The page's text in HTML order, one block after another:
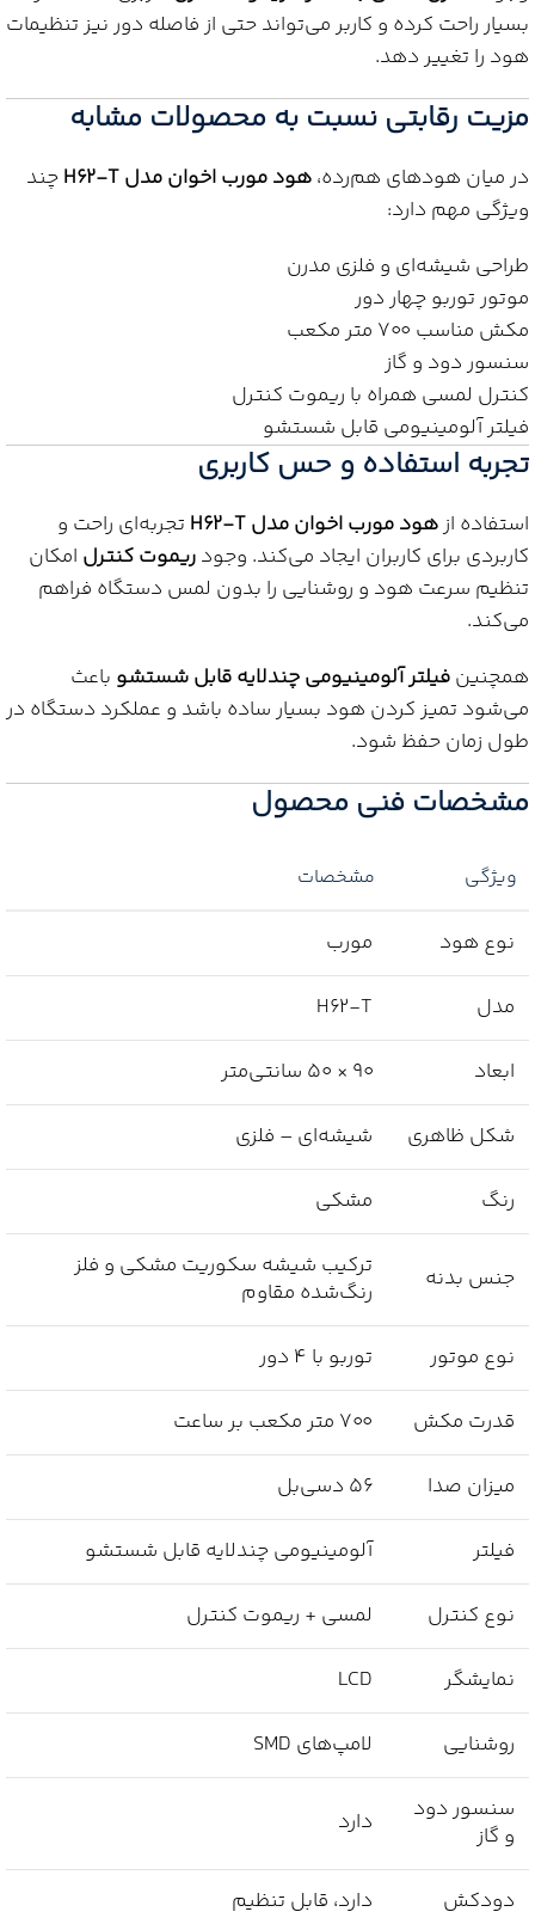
بسیار راحت کرده و کاربر می‌تواند حتی از فاصله دور نیز تنظیمات
هود را تغییر دهد.
مزیت رقابتی نسبت به محصولات مشابه
در میان هودهای هم‌رده،هود مورب اخوان مدل H62-T
چند
ویژگی مهم دارد:
طراحی شیشه‌ای و فلزی مدرن
موتور توربو چهار دور
مکش مناسب ۷۰۰ متر مکعب
سنسور دود و گاز
کنترل لمسی همراه با ریموت کنترل
فیلتر آلومینیومی قابل شستشو
تجربه استفاده و حس کاربری
استفاده ازهود مورب اخوان مدل H62-T
تجربه‌ای راحت و
کاربردی برای کاربران ایجاد می‌کند. وجودریموت کنترل امکان
تنظیم سرعت هود و روشنایی را بدون لمس دستگاه فراهم
می‌کند.
همچنینفیلتر آلومینیومی چندلایه قابل شستشو باعث
می‌شود تمیز کردن هود بسیار ساده باشد و عملکرد دستگاه در
طول زمان حفظ شود.
مشخصات فنی محصول
ویژگی مشخصات
نوع هود مورب
مدل H62-T
ابعاد ۹۰ × ۵۰ سانتی‌متر
شکل ظاهری شیشه‌ای – فلزی
رنگ مشکی
جنس بدنه
ترکیب شیشه سکوریت مشکی و فلز
رنگ‌شده مقاوم
نوع موتور توربو با ۴ دور
قدرت مکش ۷۰۰ متر مکعب بر ساعت
میزان صدا ۵۶ دسی‌بل
فیلتر آلومینیومی چندلایه قابل شستشو
نوع کنترل لمسی + ریموت کنترل
نمایشگر LCD
روشنایی لامپ‌های SMD
سنسور دود
و گاز
دارد
دودکش دارد، قابل تنظیم